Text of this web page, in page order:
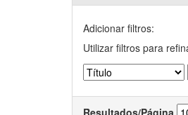
Adicionar filtros:
Utilizar filtros para
Resultados/Página